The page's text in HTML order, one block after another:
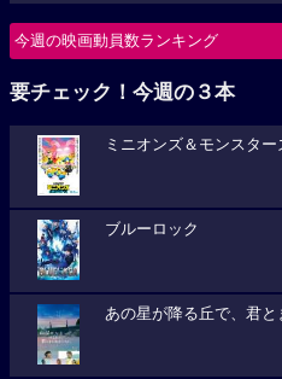
今週の映画動員数ランキング
要チェック！今週の３本
ミニオンズ＆モンスター
ブルーロック
あの星が降る丘で、君と